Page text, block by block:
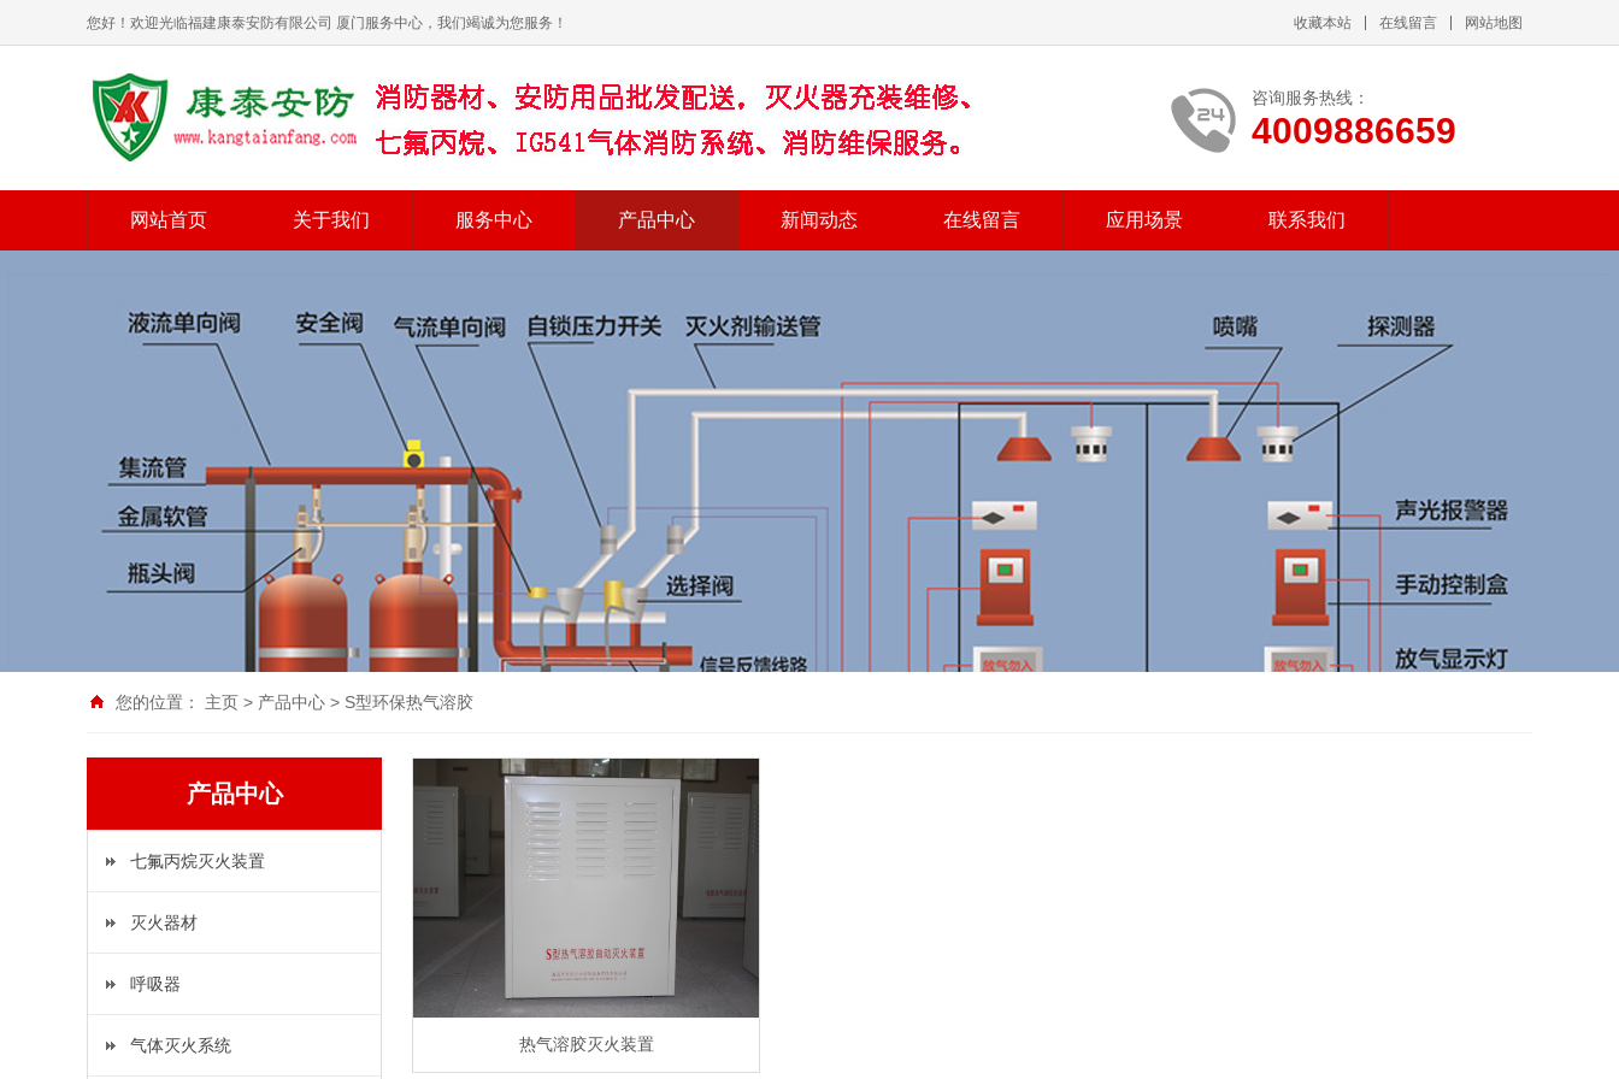
您好！欢迎光临福建康泰安防有限公司 厦门服务中心，我们竭诚为您服务！ 收藏本站 在线留言 网站地图
咨询服务热线：
4009886659
网站首页 关于我们 服务中心 产品中心 新闻动态 在线留言 应用场景 联系我们
您的位置： 主页 > 产品中心 > S型环保热气溶胶
产品中心
七氟丙烷灭火装置
灭火器材
呼吸器
气体灭火系统 热气溶胶灭火装置